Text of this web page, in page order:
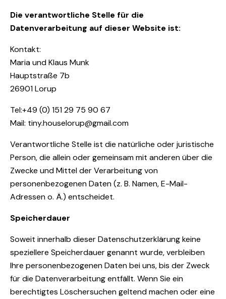
Die verantwortliche Stelle für die
Datenverarbeitung auf dieser Website ist:
Kontakt:
Maria und Klaus Munk
Hauptstraße 7b
26901 Lorup
Tel:+49 (0) 151 29 75 90 67
Mail: tiny.houselorup@gmail.com
Verantwortliche Stelle ist die natürliche oder juristische
Person, die allein oder gemeinsam mit anderen über die
Zwecke und Mittel der Verarbeitung von
personenbezogenen Daten (z. B. Namen, E-Mail-
Adressen o. Ä.) entscheidet.
Speicherdauer
Soweit innerhalb dieser Datenschutzerklärung keine
speziellere Speicherdauer genannt wurde, verbleiben
Ihre personenbezogenen Daten bei uns, bis der Zweck
für die Datenverarbeitung entfällt. Wenn Sie ein
berechtigtes Löschersuchen geltend machen oder eine